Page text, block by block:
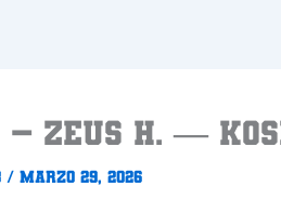
– ZEUS H. —
/ marzo 29, 2026